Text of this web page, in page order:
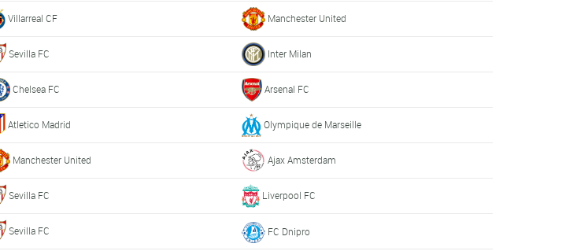
Villarreal CF Manchester United
Sevilla FC Inter Milan
Chelsea FC Arsenal FC
Atletico Madrid Olympique de Marseille
Manchester United Ajax Amsterdam
Sevilla FC Liverpool FC
Sevilla FC FC Dnipro